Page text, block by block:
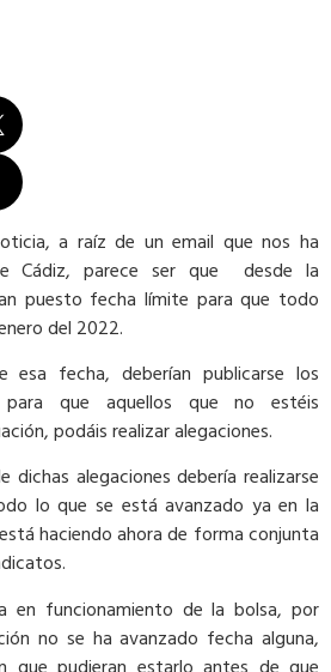
a raíz de un email que nos ha
Cádiz, parece ser que desde la
puesto fecha límite para que todo
del 2022.
fecha, deberían publicarse los
para que aquellos que no estéis
podáis realizar alegaciones.
dichas alegaciones debería realizarse
lo que se está avanzado ya en la
haciendo ahora de forma conjunta
en funcionamiento de la bolsa, por
no se ha avanzado fecha alguna,